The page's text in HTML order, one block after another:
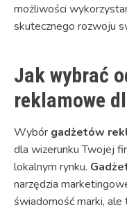
możliwości
skutecznego rozwoju
Jak wybrać
reklamowe
Wybór gadżetów
dla wizerunku Twojej
lokalnym rynku.
narzędzia
świadomość marki, ale